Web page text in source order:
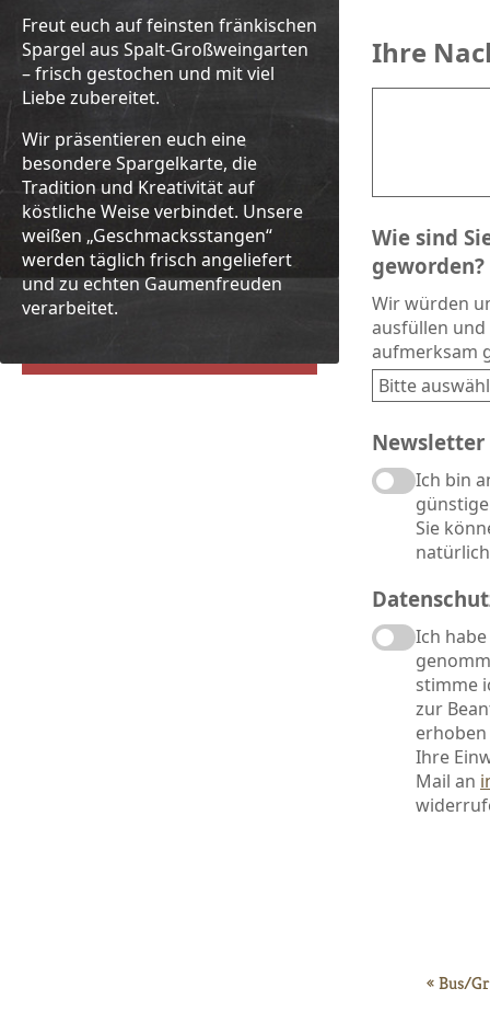
Freut euch auf feinsten fränkischen
Spargel aus Spalt-Großweingarten
– frisch gestochen und mit viel
Liebe zubereitet.
Wir präsentieren euch eine
besondere Spargelkarte, die
Tradition und Kreativität auf
köstliche Weise verbindet. Unsere
weißen „Geschmacksstangen“
werden täglich frisch angeliefert
und zu echten Gaumenfreuden
verarbeitet.
Ihre
Wie sind
geworden?
Wir würden
ausfüllen
aufmerksam
Newsletter
Ich bin
Sie
Ich
stimme
zur
Ihre
Mail an
«Bus/